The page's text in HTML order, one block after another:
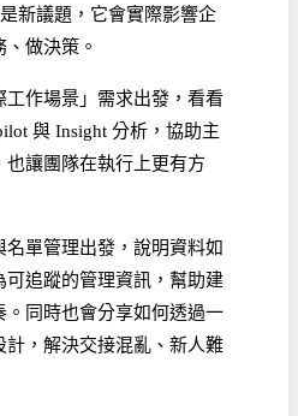
新議題，它會實際影響企
做決策。
工作場景」需求出發，看看
與 Insight 分析，協助主
讓團隊在執行上更有方
單管理出發，說明資料如
可追蹤的管理資訊，幫助建
。同時也會分享如何透過一
計，解決交接混亂、新人難